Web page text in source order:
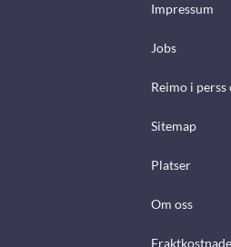
Impressum
Jobs
Reimo i perss
Sitemap
Platser
Om oss